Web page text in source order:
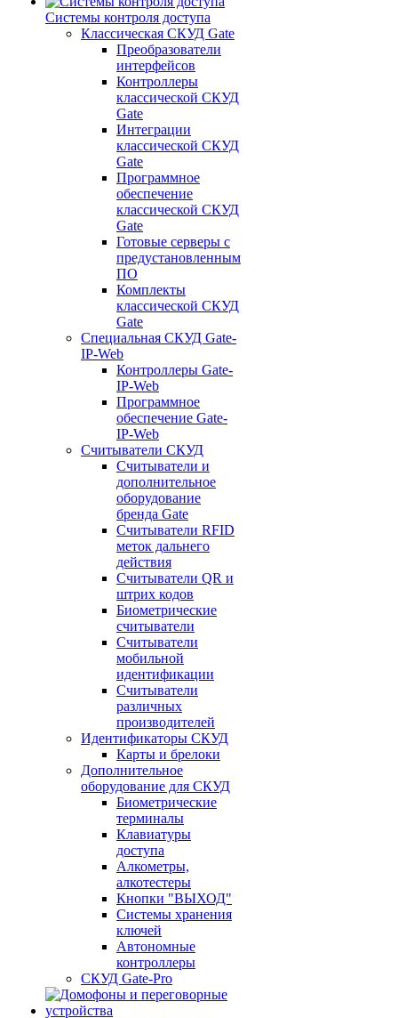
Системы контроля доступа
Классическая СКУД Gate
Преобразователи
интерфейсов
Контроллеры
классической СКУД
Gate
Интеграции
классической СКУД
Gate
Программное
обеспечение
классической СКУД
Gate
Готовые серверы с
предустановленным
ПО
Комплекты
классической СКУД
Gate
Специальная СКУД Gate-
IP-Web
Контроллеры Gate-
IP-Web
Программное
обеспечение Gate-
IP-Web
Считыватели СКУД
Считыватели и
дополнительное
оборудование
бренда Gate
Считыватели RFID
меток дальнего
действия
Считыватели QR и
штрих кодов
Биометрические
считыватели
Считыватели
мобильной
идентификации
Считыватели
различных
производителей
Идентификаторы СКУД
Карты и брелоки
Дополнительное
оборудование для СКУД
Биометрические
терминалы
Клавиатуры
доступа
Алкометры,
алкотестеры
Кнопки "ВЫХОД"
Системы хранения
ключей
Автономные
контроллеры
СКУД Gate-Pro